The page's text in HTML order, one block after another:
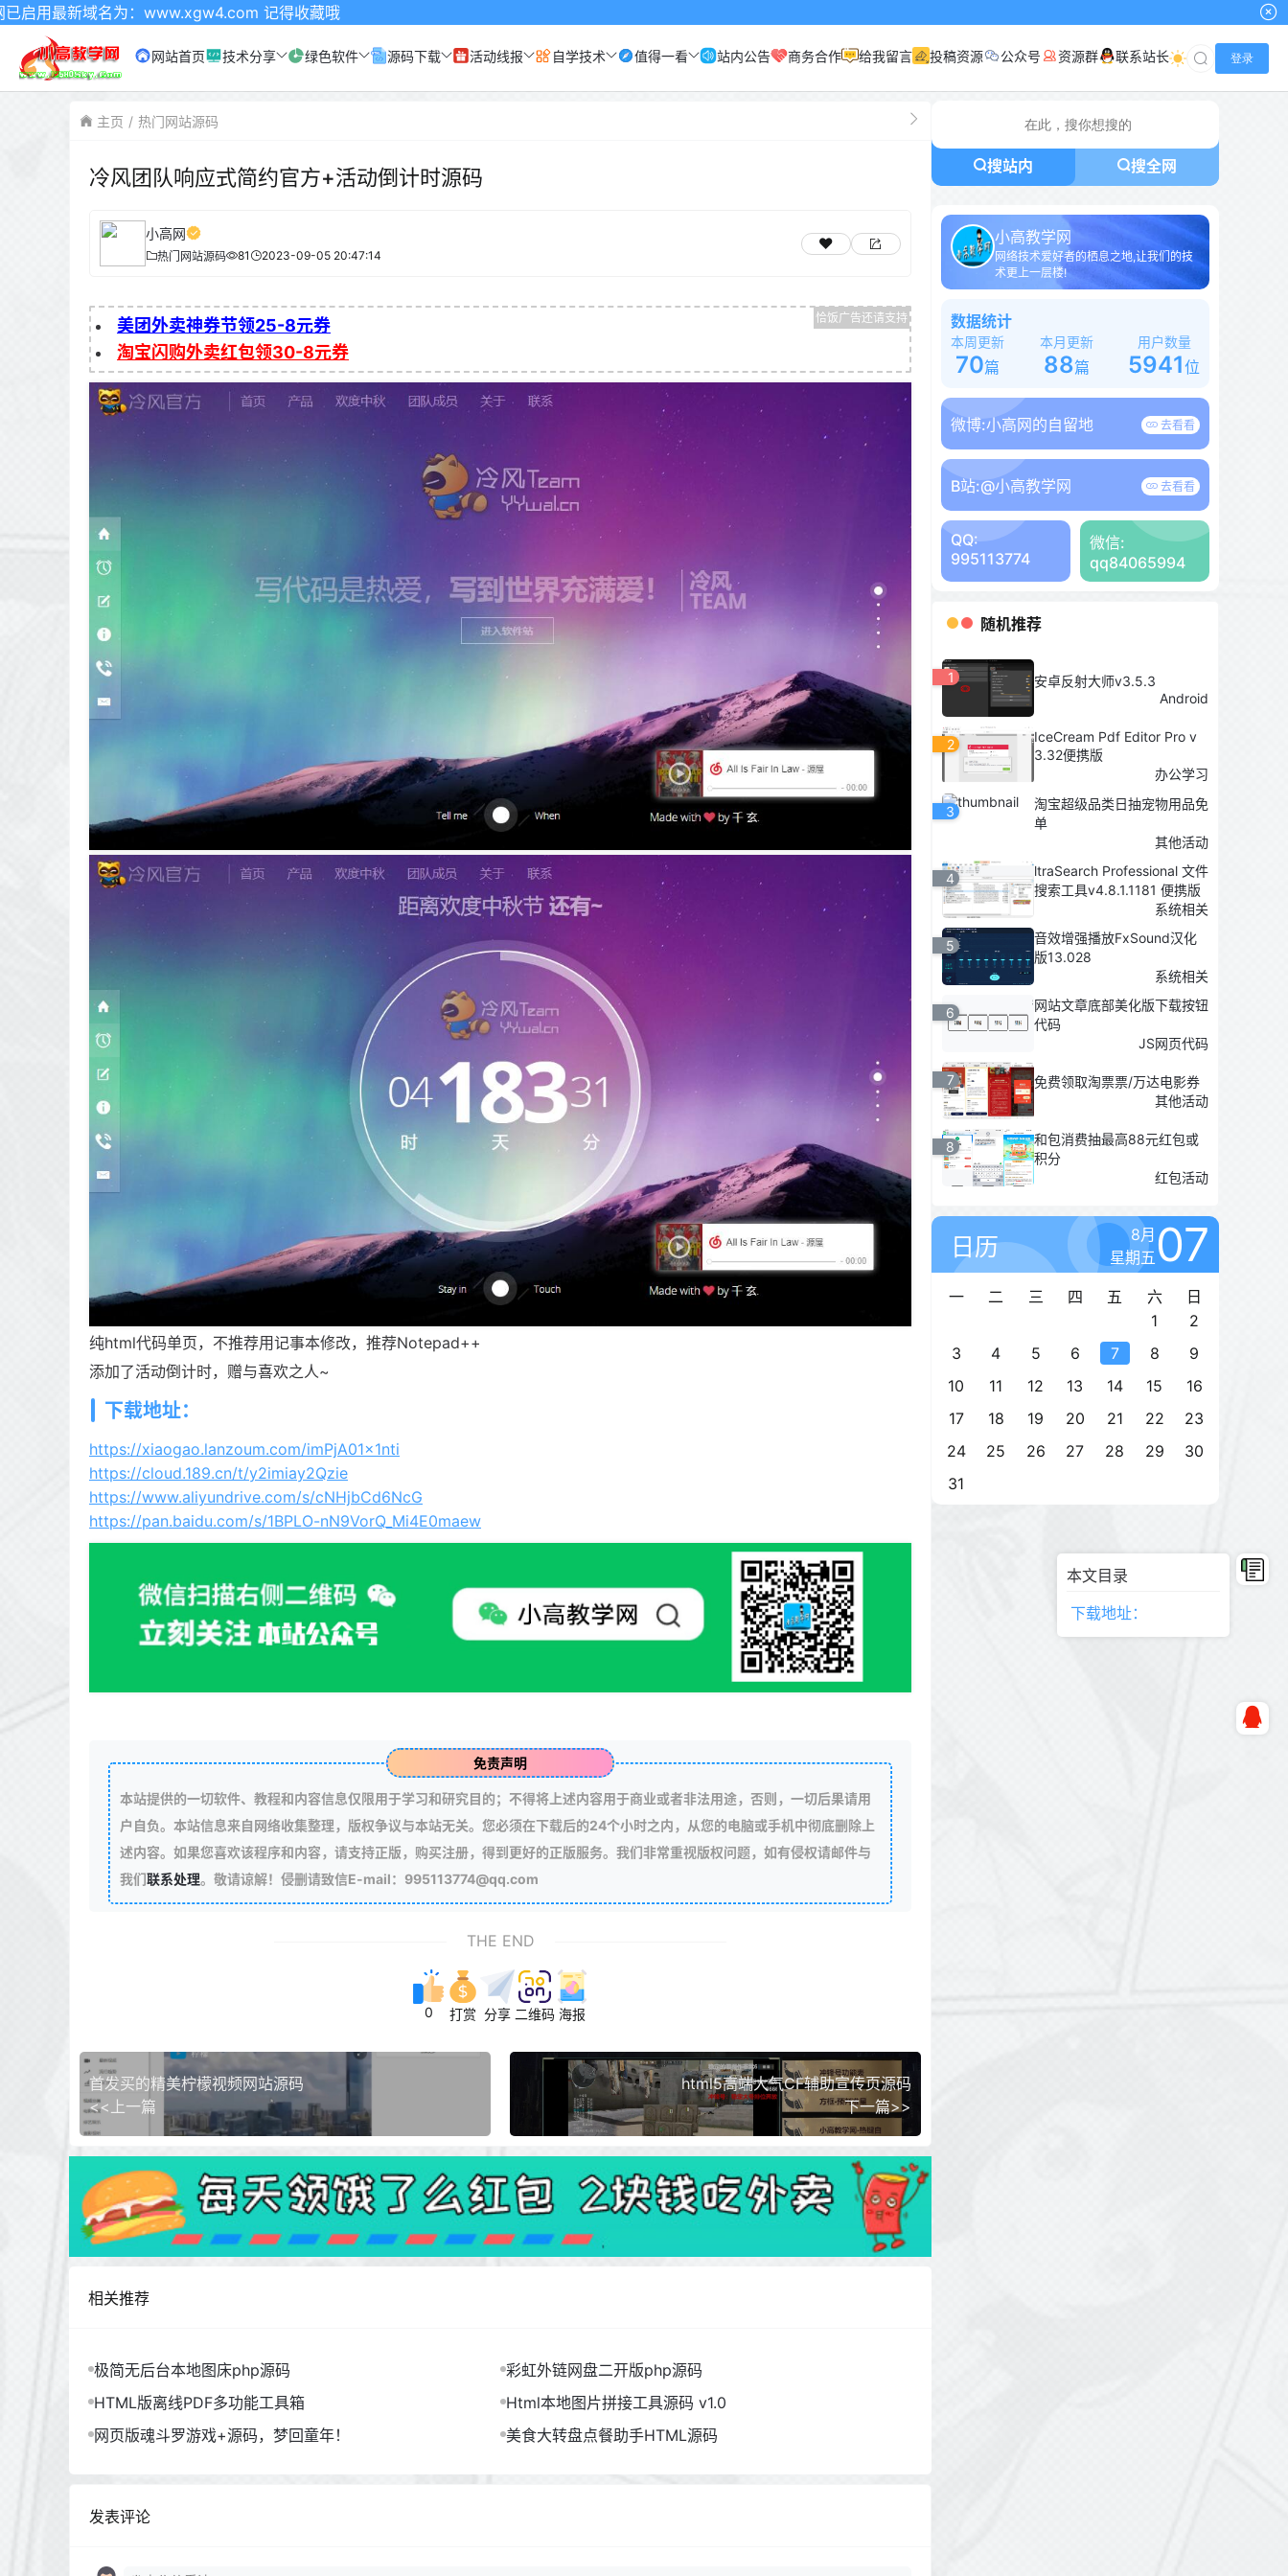
本文目录
下载地址：
记得收藏哦
网站首页 技术分享 绿色软件 源码下载 活动线报 自学技术 值得一看 站内公告 商务合作 给我留言 投稿资源 公众号 资源群 联系站长 登录
主页 热门网站源码
冷风团队响应式简约官方+活动倒计时源码
小高网
热门网站源码 81 2023-09-05 20:47:14
美团外卖神券节领25-8元券
淘宝闪购外卖红包领30-8元券
纯html代码单页，不推荐用记事本修改，推荐Notepad++
添加了活动倒计时，赠与喜欢之人~
下载地址：
https://xiaogao.lanzoum.com/imPjA01x1nti
https://cloud.189.cn/t/y2imiay2Qzie
https://www.aliyundrive.com/s/cNHjbCd6NcG
https://pan.baidu.com/s/1BPLO-nN9VorQ_Mi4E0maew
免责声明
本站提供的一切软件、教程和内容信息仅限用于学习和研究目的；不得将上述内容用于商业或者非法用途，否则，一切后果请用
户自负。本站信息来自网络收集整理，版权争议与本站无关。您必须在下载后的24个小时之内，从您的电脑或手机中彻底删除上
述内容。如果您喜欢该程序和内容，请支持正版，购买注册，得到更好的正版服务。我们非常重视版权问题，如有侵权请邮件与
我们联系处理。敬请谅解！侵删请致信E-mail：995113774@qq.com
THE END
0 打赏 分享 二维码 海报
首发买的精美柠檬视频网站源码
<<上一篇
html5高端大气CF辅助宣传页源码
下一篇>>
相关推荐
极简无后台本地图床php源码
彩虹外链网盘二开版php源码
HTML版离线PDF多功能工具箱
Html本地图片拼接工具源码 v1.0
网页版魂斗罗游戏+源码，梦回童年！
美食大转盘点餐助手HTML源码
发表评论
搜站内 搜全网
小高教学网
网络技术爱好者的栖息之地,让我们的技
术更上一层楼!
数据统计
本周更新
70篇
本月更新
88篇
用户数量
5941位
微博:小高网的自留地 去看看
B站:@小高教学网 去看看
QQ:
995113774
微信:
qq84065994
随机推荐
1
安卓反射大师v3.5.3
Android
2
IceCream Pdf Editor Pro v
3.32便携版
办公学习
3
淘宝超级品类日抽宠物用品免
单
其他活动
4
ltraSearch Professional 文件
搜索工具v4.8.1.1181 便携版
系统相关
5
音效增强播放FxSound汉化
版13.028
系统相关
6
网站文章底部美化版下载按钮
代码
JS网页代码
7
免费领取淘票票/万达电影券
其他活动
8
和包消费抽最高88元红包或
积分
红包活动
日历
8月
星期五 07
一 二 三 四 五 六
日
1
2
3
4 5 6 7 8
9
10
11 12 13 14 15
16
17
18 19 20 21 22
23
24
25 26 27 28 29
30
31